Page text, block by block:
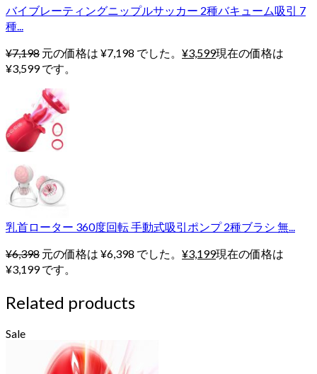
バイブレーティングニップルサッカー 2種バキューム吸引 7
種...
¥7,198 元の価格は ¥7,198 でした。 ¥3,599現在の価格は
¥3,599 です。
乳首ローター 360度回転 手動式吸引ポンプ 2種ブラシ 無...
¥6,398 元の価格は ¥6,398 でした。 ¥3,199現在の価格は
¥3,199 です。
Related products
Sale